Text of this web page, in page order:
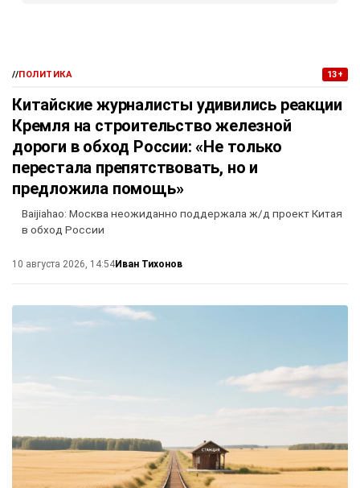
//ПОЛИТИКА 13+
Китайские журналисты удивились реакции
Кремля на строительство железной
дороги в обход России: «Не только
перестала препятствовать, но и
предложила помощь»
Baijiahao: Москва неожиданно поддержала ж/д проект Китая
в обход России
10 августа 2026, 14:54Иван Тихонов